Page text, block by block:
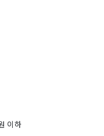
이하